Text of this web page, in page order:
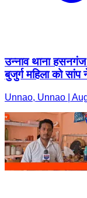
उन्नाव थाना हसनगंज
बुजुर्ग महिला को सांप
Unnao, Unnao |